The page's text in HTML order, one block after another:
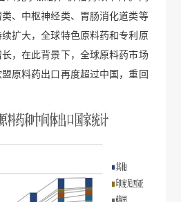
、中枢神经类、胃肠消化道类等
扩大，全球特色原料药和专利原
，在此背景下，全球原料药市场
原料药出口再度超过中国，重回